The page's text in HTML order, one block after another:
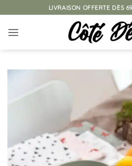
au
contenu
LIVRAISON OFFERTE DÈS